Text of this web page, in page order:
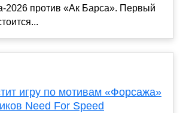
2026 против «Ак Барса». Первый
игру по мотивам «Форсажа»
Need For Speed